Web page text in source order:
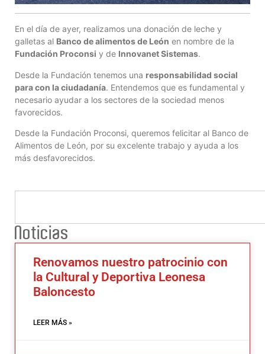
En el día de ayer, realizamos una donación de leche y
galletas al Banco de alimentos de León en nombre de la
Fundación Proconsi y de Innovanet Sistemas.
Desde la Fundación tenemos una responsabilidad social
para con la ciudadanía. Entendemos que es fundamental y
necesario ayudar a los sectores de la sociedad menos
favorecidos.
Desde la Fundación Proconsi, queremos felicitar al Banco de
Alimentos de León, por su excelente trabajo y ayuda a los
más desfavorecidos.
Noticias
Renovamos nuestro patrocinio con
la Cultural y Deportiva Leonesa
Baloncesto
LEER MÁS »